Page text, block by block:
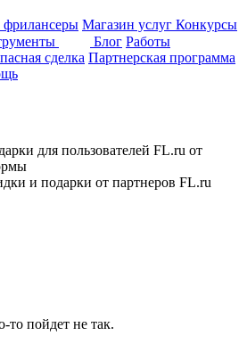
фрилансеры Магазин услуг Конкурсы
Блог Работы
сделка Партнерская программа
для пользователей FL.ru от
и подарки от партнеров FL.ru
то пойдет не так.